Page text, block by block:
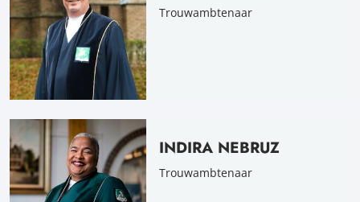
Trouwambtenaar
INDIRA NEBRUZ
Trouwambtenaar